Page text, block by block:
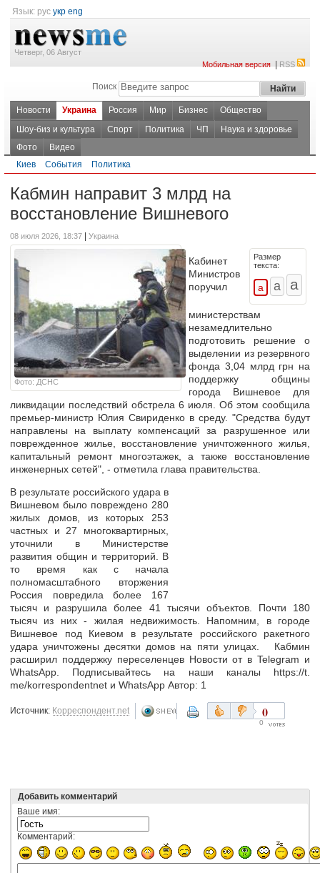
Язык: рус укр eng
Четверг, 06 Август
Мобильная версия|RSS
Поиск
Новости Украина Россия Мир Бизнес
Общество
Шоу-биз и культура
Спорт Политика ЧП
Наука и здоровье
Фото
Видео
Киев
События Политика
Кабмин направит 3 млрд на
восстановление Вишневого
08 июля 2026, 18:37 Украина
Фото: ДСНС
Размер
текста:
Кабинет
Министров
поручил
министерствам
незамедлительно
подготовить решение о
выделении из резервного
фонда 3,04 млрд грн на
поддержку общины
города Вишневое для
ликвидации последствий обстрела 6 июля. Об этом сообщила
премьер-министр Юлия Свириденко в среду. "Средства будут
направлены на выплату компенсаций за разрушенное или
поврежденное жилье, восстановление уничтоженного жилья,
капитальный ремонт многоэтажек, а также восстановление
инженерных сетей", - отметила глава правительства.
В результате российского удара в
Вишневом было повреждено 280
жилых домов, из которых 253
частных и 27 многоквартирных,
уточнили в Министерстве
развития общин и территорий. В
то время как с начала
полномасштабного вторжения
Россия повредила более 167
тысяч и разрушила более 41 тысячи объектов. Почти 180
тысяч из них - жилая недвижимость. Напомним, в городе
Вишневое под Киевом в результате российского ракетного
удара уничтожены десятки домов на пяти улицах. Кабмин
расширил поддержку переселенцев Новости от в Telegram и
WhatsApp. Подписывайтесь на наши каналы https://t.
me/korrespondentnet и WhatsApp Автор: 1
Источник: Корреспондент.net 0
0
Добавить комментарий
Ваше имя:
Комментарий: